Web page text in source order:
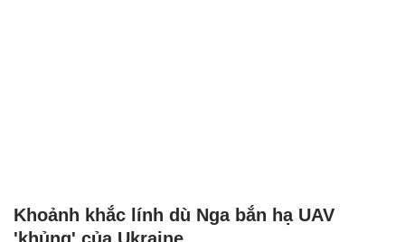
Khoảnh khắc lính dù Nga bắn hạ UAV